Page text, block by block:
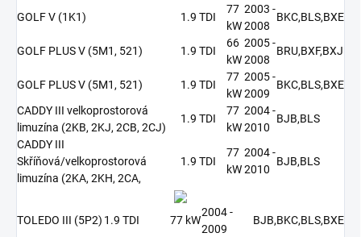
GOLF V (1K1) 1.9 TDI
77
kW
2003 -
2008
BKC,BLS,BXE
GOLF PLUS V (5M1, 521) 1.9 TDI
66
kW
2005 -
2008
BRU,BXF,BXJ
GOLF PLUS V (5M1, 521) 1.9 TDI
77
kW
2005 -
2009
BKC,BLS,BXE
CADDY III velkoprostorová
limuzína (2KB, 2KJ, 2CB, 2CJ)
1.9 TDI
77
kW
2004 -
2010
BJB,BLS
CADDY III
Skříňová/velkoprostorová
limuzína (2KA, 2KH, 2CA,
1.9 TDI
77
kW
2004 -
2010
BJB,BLS
TOLEDO III (5P2) 1.9 TDI 77 kW
2004 -
2009
BJB,BKC,BLS,BXE